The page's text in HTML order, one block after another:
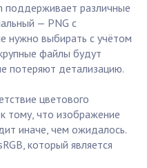
поддерживает различные
— PNG с
нужно выбирать с учётом
файлы будут
потеряют детализацию.
цветового
тому, что изображение
иначе, чем ожидалось.
который является